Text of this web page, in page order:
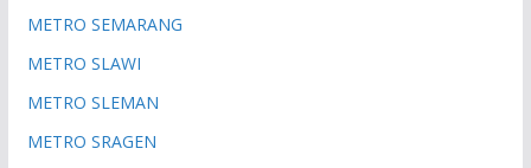
METRO SEMARANG
METRO SLAWI
METRO SLEMAN
METRO SRAGEN